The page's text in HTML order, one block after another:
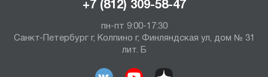
+7 (812) 309-58-47
пн-пт 9:00-17:30
Санкт-Петербург г, Колпино г, Финляндская ул, дом № 31
лит. Б